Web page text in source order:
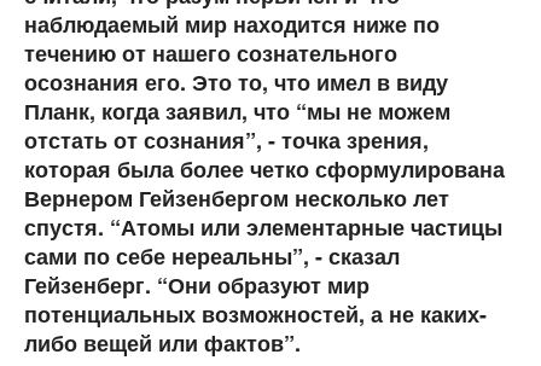
наблюдаемый мир находится ниже по
течению от нашего сознательного
осознания его. Это то, что имел в виду
Планк, когда заявил, что “мы не можем
отстать от сознания”, - точка зрения,
которая была более четко сформулирована
Вернером Гейзенбергом несколько лет
спустя. “Атомы или элементарные частицы
сами по себе нереальны”, - сказал
Гейзенберг. “Они образуют мир
потенциальных возможностей, а не каких-
либо вещей или фактов”.